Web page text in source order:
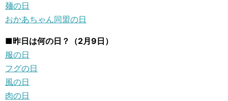
麺の日
おかあちゃん同盟の日
■昨日は何の日？（2月9日）
服の日
フグの日
風の日
肉の日